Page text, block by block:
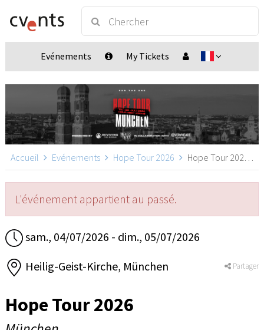
Evénements My Tickets
Accueil Evénements Hope Tour 2026 Hope Tour 2026, München
L'événement appartient au passé.
sam., 04/07/2026 - dim., 05/07/2026
Heilig-Geist-Kirche, München Partager
Hope Tour 2026